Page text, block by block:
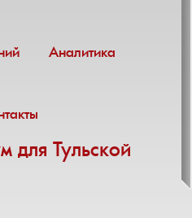
Аналитика
для Тульской